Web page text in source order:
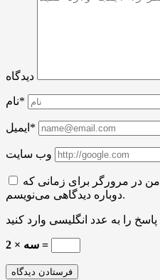
دیدگاه
نام*
ایمیل*
وب سایت
من در مرورگر برای زمانی که
دوباره دیدگاهی می‌نویسم.
سه × 2 =